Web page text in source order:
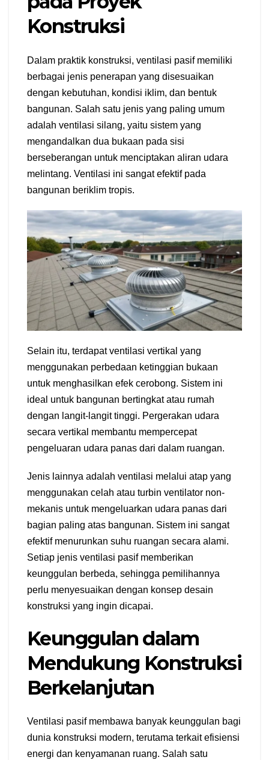
Konstruksi
Dalam praktik konstruksi, ventilasi pasif memiliki
berbagai jenis penerapan yang disesuaikan
dengan kebutuhan, kondisi iklim, dan bentuk
bangunan. Salah satu jenis yang paling umum
adalah ventilasi silang, yaitu sistem yang
mengandalkan dua bukaan pada sisi
berseberangan untuk menciptakan aliran udara
melintang. Ventilasi ini sangat efektif pada
bangunan beriklim tropis.
Selain itu, terdapat ventilasi vertikal yang
menggunakan perbedaan ketinggian bukaan
untuk menghasilkan efek cerobong. Sistem ini
ideal untuk bangunan bertingkat atau rumah
dengan langit-langit tinggi. Pergerakan udara
secara vertikal membantu mempercepat
pengeluaran udara panas dari dalam ruangan.
Jenis lainnya adalah ventilasi melalui atap yang
menggunakan celah atau turbin ventilator non-
mekanis untuk mengeluarkan udara panas dari
bagian paling atas bangunan. Sistem ini sangat
efektif menurunkan suhu ruangan secara alami.
Setiap jenis ventilasi pasif memberikan
keunggulan berbeda, sehingga pemilihannya
perlu menyesuaikan dengan konsep desain
konstruksi yang ingin dicapai.
Keunggulan dalam
Mendukung Konstruksi
Berkelanjutan
Ventilasi pasif membawa banyak keunggulan bagi
dunia konstruksi modern, terutama terkait efisiensi
energi dan kenyamanan ruang. Salah satu